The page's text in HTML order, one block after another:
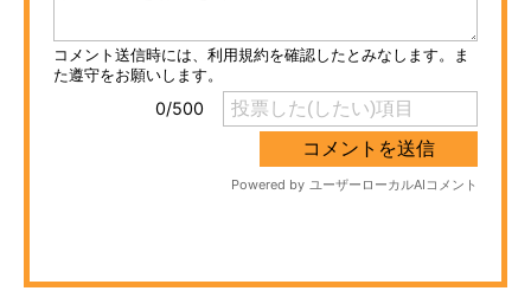
スマホと通信の最新トレンド
進化するPCとデバイスの未来